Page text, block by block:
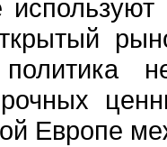
Европе